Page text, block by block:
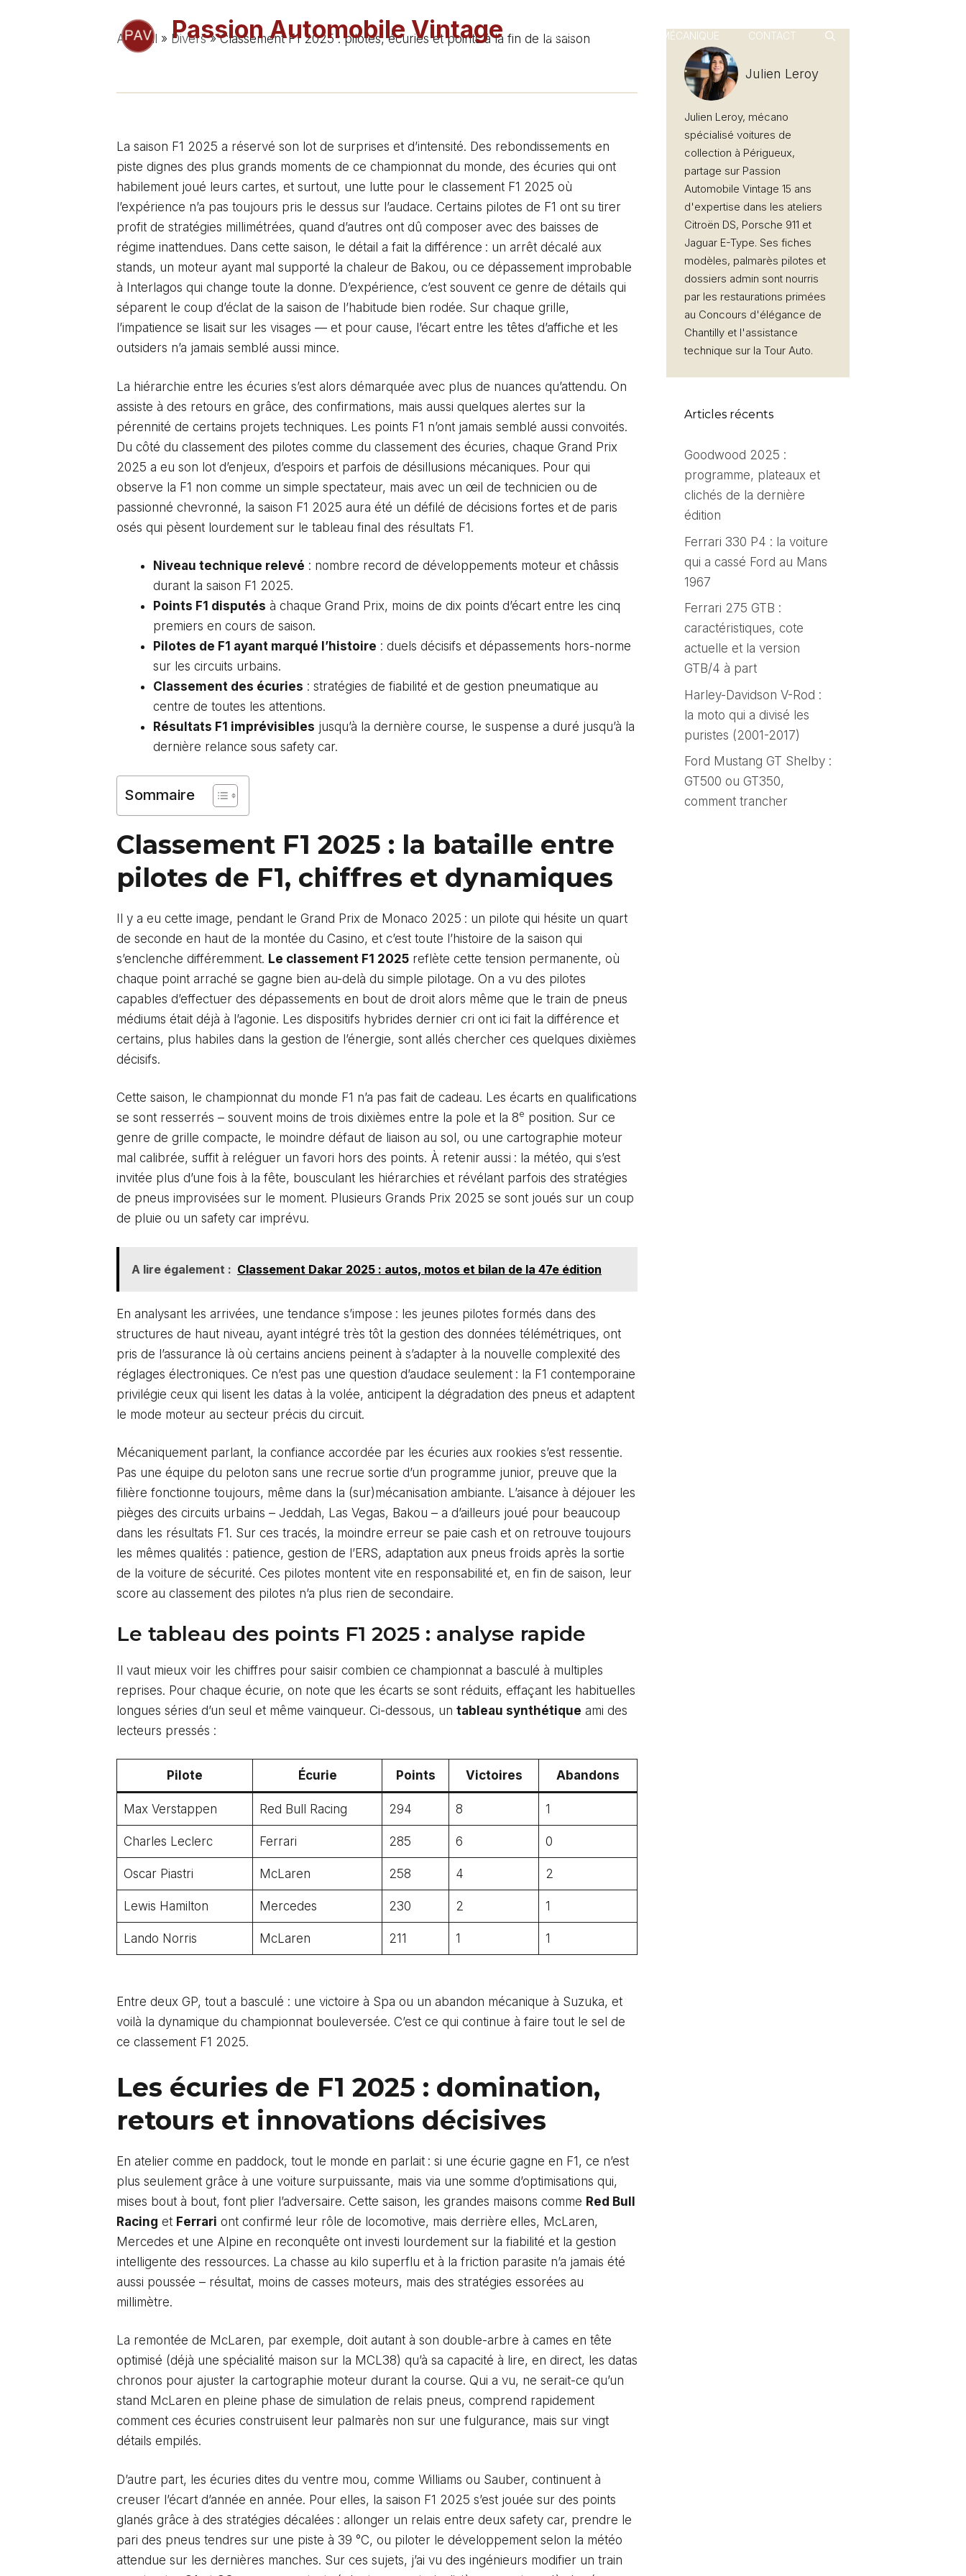
Passion Automobile Vintage AUTO MÉCANIQUE CONTACT
Accueil » Divers»Classement F1 2025 : pilotes, écuries et points à la fin de la saison
La saison F1 2025 a réservé son lot de surprises et d’intensité. Des rebondissements en
piste dignes des plus grands moments de ce championnat du monde, des écuries qui ont
habilement joué leurs cartes, et surtout, une lutte pour le classement F1 2025 où
l’expérience n’a pas toujours pris le dessus sur l’audace. Certains pilotes de F1 ont su tirer
profit de stratégies millimétrées, quand d’autres ont dû composer avec des baisses de
régime inattendues. Dans cette saison, le détail a fait la différence : un arrêt décalé aux
stands, un moteur ayant mal supporté la chaleur de Bakou, ou ce dépassement improbable
à Interlagos qui change toute la donne. D’expérience, c’est souvent ce genre de détails qui
séparent le coup d’éclat de la saison de l’habitude bien rodée. Sur chaque grille,
l’impatience se lisait sur les visages — et pour cause, l’écart entre les têtes d’affiche et les
outsiders n’a jamais semblé aussi mince.
La hiérarchie entre les écuries s’est alors démarquée avec plus de nuances qu’attendu. On
assiste à des retours en grâce, des confirmations, mais aussi quelques alertes sur la
pérennité de certains projets techniques. Les points F1 n’ont jamais semblé aussi convoités.
Du côté du classement des pilotes comme du classement des écuries, chaque Grand Prix
2025 a eu son lot d’enjeux, d’espoirs et parfois de désillusions mécaniques. Pour qui
observe la F1 non comme un simple spectateur, mais avec un œil de technicien ou de
passionné chevronné, la saison F1 2025 aura été un défilé de décisions fortes et de paris
osés qui pèsent lourdement sur le tableau final des résultats F1.
Niveau technique relevé : nombre record de développements moteur et châssis
durant la saison F1 2025.
Points F1 disputés à chaque Grand Prix, moins de dix points d’écart entre les cinq
premiers en cours de saison.
Pilotes de F1 ayant marqué l’histoire : duels décisifs et dépassements hors-norme
sur les circuits urbains.
Classement des écuries : stratégies de fiabilité et de gestion pneumatique au
centre de toutes les attentions.
Résultats F1 imprévisibles jusqu’à la dernière course, le suspense a duré jusqu’à la
dernière relance sous safety car.
Sommaire
Classement F1 2025 : la bataille entre
pilotes de F1, chiffres et dynamiques
Il y a eu cette image, pendant le Grand Prix de Monaco 2025 : un pilote qui hésite un quart
de seconde en haut de la montée du Casino, et c’est toute l’histoire de la saison qui
s’enclenche différemment. Le classement F1 2025 reflète cette tension permanente, où
chaque point arraché se gagne bien au-delà du simple pilotage. On a vu des pilotes
capables d’effectuer des dépassements en bout de droit alors même que le train de pneus
médiums était déjà à l’agonie. Les dispositifs hybrides dernier cri ont ici fait la différence et
certains, plus habiles dans la gestion de l’énergie, sont allés chercher ces quelques dixièmes
décisifs.
Cette saison, le championnat du monde F1 n’a pas fait de cadeau. Les écarts en qualifications
se sont resserrés – souvent moins de trois dixièmes entre la pole et la 8e position. Sur ce
genre de grille compacte, le moindre défaut de liaison au sol, ou une cartographie moteur
mal calibrée, suffit à reléguer un favori hors des points. À retenir aussi : la météo, qui s’est
invitée plus d’une fois à la fête, bousculant les hiérarchies et révélant parfois des stratégies
de pneus improvisées sur le moment. Plusieurs Grands Prix 2025 se sont joués sur un coup
de pluie ou un safety car imprévu.
A lire également : Classement Dakar 2025 : autos, motos et bilan de la 47e édition
En analysant les arrivées, une tendance s’impose : les jeunes pilotes formés dans des
structures de haut niveau, ayant intégré très tôt la gestion des données télémétriques, ont
pris de l’assurance là où certains anciens peinent à s’adapter à la nouvelle complexité des
réglages électroniques. Ce n’est pas une question d’audace seulement : la F1 contemporaine
privilégie ceux qui lisent les datas à la volée, anticipent la dégradation des pneus et adaptent
le mode moteur au secteur précis du circuit.
Mécaniquement parlant, la confiance accordée par les écuries aux rookies s’est ressentie.
Pas une équipe du peloton sans une recrue sortie d’un programme junior, preuve que la
filière fonctionne toujours, même dans la (sur)mécanisation ambiante. L’aisance à déjouer les
pièges des circuits urbains – Jeddah, Las Vegas, Bakou – a d’ailleurs joué pour beaucoup
dans les résultats F1. Sur ces tracés, la moindre erreur se paie cash et on retrouve toujours
les mêmes qualités : patience, gestion de l’ERS, adaptation aux pneus froids après la sortie
de la voiture de sécurité. Ces pilotes montent vite en responsabilité et, en fin de saison, leur
score au classement des pilotes n’a plus rien de secondaire.
Le tableau des points F1 2025 : analyse rapide
Il vaut mieux voir les chiffres pour saisir combien ce championnat a basculé à multiples
reprises. Pour chaque écurie, on note que les écarts se sont réduits, effaçant les habituelles
longues séries d’un seul et même vainqueur. Ci-dessous, un tableau synthétique ami des
lecteurs pressés :
Pilote Écurie Points Victoires Abandons
Max Verstappen Red Bull Racing 294 8 1
Charles Leclerc Ferrari 285 6 0
Oscar Piastri McLaren 258 4 2
Lewis Hamilton Mercedes 230 2 1
Lando Norris McLaren 211 1 1
Entre deux GP, tout a basculé : une victoire à Spa ou un abandon mécanique à Suzuka, et
voilà la dynamique du championnat bouleversée. C’est ce qui continue à faire tout le sel de
ce classement F1 2025.
Les écuries de F1 2025 : domination,
retours et innovations décisives
En atelier comme en paddock, tout le monde en parlait : si une écurie gagne en F1, ce n’est
plus seulement grâce à une voiture surpuissante, mais via une somme d’optimisations qui,
mises bout à bout, font plier l’adversaire. Cette saison, les grandes maisons comme Red Bull
Racing et Ferrari ont confirmé leur rôle de locomotive, mais derrière elles, McLaren,
Mercedes et une Alpine en reconquête ont investi lourdement sur la fiabilité et la gestion
intelligente des ressources. La chasse au kilo superflu et à la friction parasite n’a jamais été
aussi poussée – résultat, moins de casses moteurs, mais des stratégies essorées au
millimètre.
La remontée de McLaren, par exemple, doit autant à son double-arbre à cames en tête
optimisé (déjà une spécialité maison sur la MCL38) qu’à sa capacité à lire, en direct, les datas
chronos pour ajuster la cartographie moteur durant la course. Qui a vu, ne serait-ce qu’un
stand McLaren en pleine phase de simulation de relais pneus, comprend rapidement
comment ces écuries construisent leur palmarès non sur une fulgurance, mais sur vingt
détails empilés.
D’autre part, les écuries dites du ventre mou, comme Williams ou Sauber, continuent à
creuser l’écart d’année en année. Pour elles, la saison F1 2025 s’est jouée sur des points
glanés grâce à des stratégies décalées : allonger un relais entre deux safety car, prendre le
pari des pneus tendres sur une piste à 39 °C, ou piloter le développement selon la météo
attendue sur les dernières manches. Sur ces sujets, j’ai vu des ingénieurs modifier un train
Julien Leroy
Julien Leroy, mécano
spécialisé voitures de
collection à Périgueux,
partage sur Passion
Automobile Vintage 15 ans
d'expertise dans les ateliers
Citroën DS, Porsche 911 et
Jaguar E-Type. Ses fiches
modèles, palmarès pilotes et
dossiers admin sont nourris
par les restaurations primées
au Concours d'élégance de
Chantilly et l'assistance
technique sur la Tour Auto.
Articles récents
Goodwood 2025 :
programme, plateaux et
clichés de la dernière
édition
Ferrari 330 P4 : la voiture
qui a cassé Ford au Mans
1967
Ferrari 275 GTB :
caractéristiques, cote
actuelle et la version
GTB/4 à part
Harley-Davidson V-Rod :
la moto qui a divisé les
puristes (2001-2017)
Ford Mustang GT Shelby :
GT500 ou GT350,
comment trancher